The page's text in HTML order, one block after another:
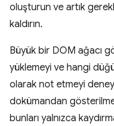
oluşturun ve artık
kaldırın.
Büyük bir DOM ağacı
yüklemeyi ve hangi
olarak not etmeyi
dokümandan
bunları yalnızca